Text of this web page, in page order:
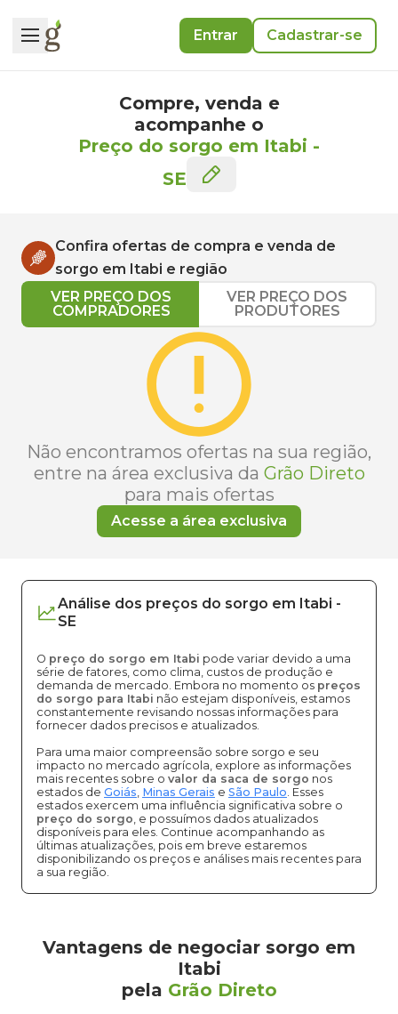
Entrar Cadastrar-se
Compre, venda e
acompanhe o
Preço do sorgo em Itabi -
SE
Confira ofertas de compra e venda de
sorgo em Itabi e região
VER PREÇO DOS
COMPRADORES
VER PREÇO DOS
PRODUTORES
Não encontramos ofertas na sua região,
entre na área exclusiva da Grão Direto
para mais ofertas
Acesse a área exclusiva
Análise dos preços do sorgo em Itabi -
SE
O preço do sorgo em Itabi pode variar devido a uma
série de fatores, como clima, custos de produção e
demanda de mercado. Embora no momento os preços
do sorgo para Itabi não estejam disponíveis, estamos
constantemente revisando nossas informações para
fornecer dados precisos e atualizados.
Para uma maior compreensão sobre sorgo e seu
impacto no mercado agrícola, explore as informações
mais recentes sobre o valor da saca de sorgo nos
estados de Goiás, Minas Gerais e São Paulo. Esses
estados exercem uma influência significativa sobre o
preço do sorgo, e possuímos dados atualizados
disponíveis para eles. Continue acompanhando as
últimas atualizações, pois em breve estaremos
disponibilizando os preços e análises mais recentes para
a sua região.
Vantagens de negociar sorgo em
Itabi
pela Grão Direto